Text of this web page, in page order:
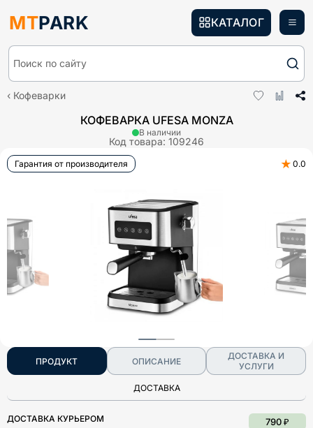
MTPARK
Поиск по сайту
КАТАЛОГ
Кофеварки
КОФЕВАРКА UFESA MONZA
Код товара: 109246
В наличии
Гарантия от производителя ★ 0.0
ПРОДУКТ ОПИСАНИЕ
ДОСТАВКА И
УСЛУГИ
ДОСТАВКА
ДОСТАВКА КУРЬЕРОМ 790 ₽